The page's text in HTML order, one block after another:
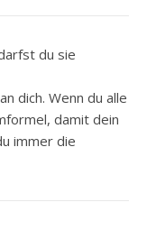
du sie
dich. Wenn du alle
damit dein
immer die